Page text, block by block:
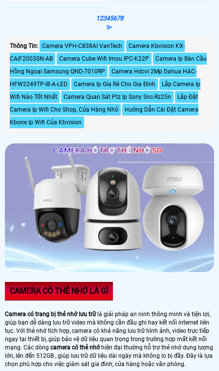
12345678
⫸
Thông Tin: Camera VPH-C838AI VanTech
Camera Kbvision KX-
CAiF2003SN-AB
Camera Cube Wifi Imou IPC-K22P
Camera Ip Bán Cầu
Hồng Ngoại Samsung QND-7010RP
Camera Hdcvi 2Mp Dahua HAC-
HFW2249TP-I8-A-LED
Camera Ip Gía Rẻ Cho Gia Đình
Lắp Camera Ip
Wifi Nào Tốt Nhất
Camera Quan Sát Ptz Ip Sony Snc-Rz25n
Lắp Đặt
Camera Ip Wifi Cho Shop, Cửa Hàng Nhỏ
Hướng Dẫn Cài Đặt Camera
Kbone Ip Wifi Của Kbvision
CAMERA CÓ THẺ NHỚ LÀ GÌ
Camera có trang bị thẻ nhớ lưu trữlà giải pháp an ninh thông minh và tiện lợi,
giúp bạn dễ dàng lưu trữ video mà không cần đầu ghi hay kết nối internet liên
tục. Với thẻ nhớ tích hợp, camera có khả năng lưu trữ hình ảnh, video trực tiếp
ngay tại thiết bị, giúp bảo vệ dữ liệu quan trọng trong trường hợp mất kết nối
mạng. Các dòng camera có thẻ nhớ hiện đại thường hỗ trợ thẻ nhớ dung lượng
lớn, lên đến 512GB , giúp lưu trữ dữ liệu dài ngày mà không lo bị đầy. Đây là lựa
chọn phù hợp cho việc giám sát gia đình, cửa hàng hoặc văn phòng.